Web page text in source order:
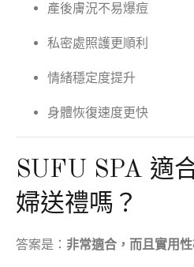
產後膚況不易爆痘
私密處照護更順利
情緒穩定度提升
身體恢復速度更快
SUFU SPA 適
婦送禮嗎？
答案是： 非常適合，而且實用